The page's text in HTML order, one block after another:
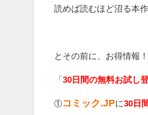
読めば読むほど沼る本
とその前に、お得情報！
「30日間の無料お試し
①コミック.JPに30日